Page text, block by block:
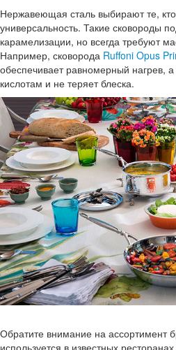
Нержавеющая сталь выбирают те,
универсальность. Такие сковороды
карамелизации, но всегда требуют
Например, сковорода Ruffoni Opus
обеспечивает равномерный нагрев, а
кислотам и не теряет блеска.
Обратите внимание на ассортимент